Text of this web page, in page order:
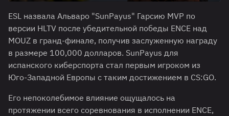
ESL назвала Альваро "SunPayus" Гарсию MVP по
версии HLTV после убедительной победы ENCE над
MOUZ в гранд-финале, получив заслуженную награду
в размере 100,000 долларов. SunPayus для
испанского киберспорта стал первым игроком из
Юго-Западной Европы с таким достижением в CS:GO.
Его непоколебимое влияние ощущалось на
протяжении всего соревнования в исполнении ENCE,